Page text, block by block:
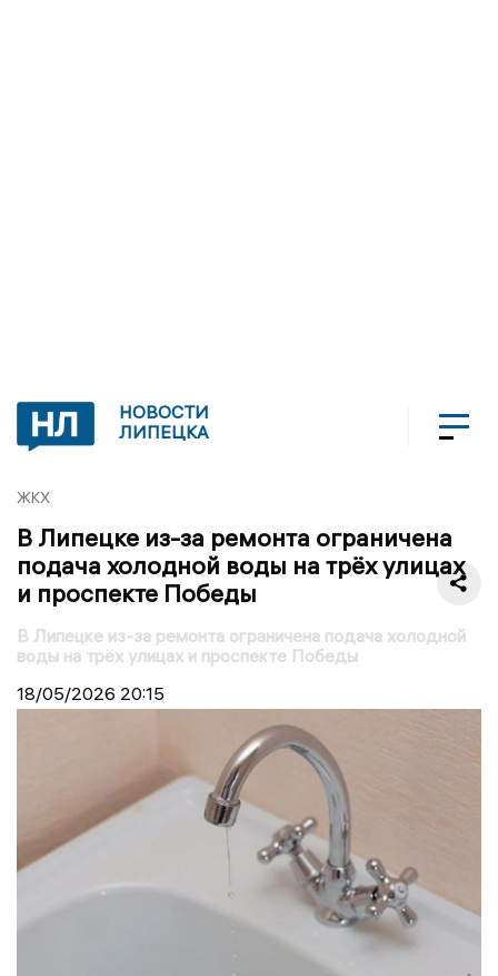
НОВОСТИ
ЛИПЕЦКА
ЖКХ
В Липецке из-за ремонта ограничена
подача холодной воды на трёх улицах
и проспекте Победы
В Липецке из-за ремонта ограничена подача холодной
воды на трёх улицах и проспекте Победы
18/05/2026 20:15